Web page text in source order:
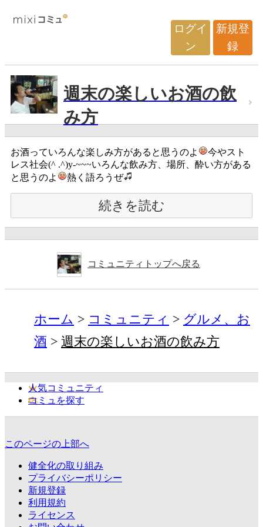
ログイ
ン
新規登
録
週末の楽しいお酒の飲
み方
お酒っていろんな楽しみ方があると思うのよ
今やスト
レス社会(^ .^)y-~~~いろんな飲み方、場所、酔い方がある
と思うのよ
熱く語ろうぜ
続きを読む
コミュニティトップへ戻る
ホーム コミュニティ
グルメ、お
酒
週末の楽しいお酒の飲み方
人気コミュニティ
コミュを探す
このページの上部へ
健全化の取り組み
プライバシーポリシー
新規登録
利用規約
ライセンス